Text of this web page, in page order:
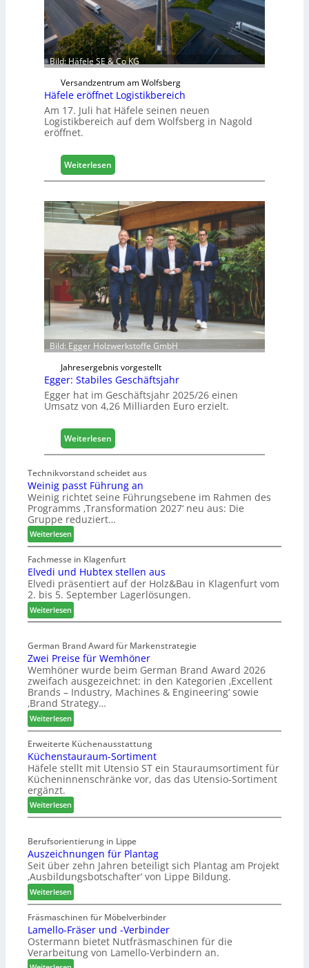
u
d
i
g
i
t
a
i
r
s
i
c
h
Bild: Häfele SE & Co KG
Versandzentrum am Wolfsberg
Häfele eröffnet Logistikbereich
Am 17. Juli hat Häfele seinen neuen
Logistikbereich auf dem Wolfsberg in Nagold
eröffnet.
Weiterlesen
H
f
e
l
e
e
r
ö
f
n
e
t
o
g
i
s
t
k
e
r
e
h
Bild: Egger Holzwerkstoffe GmbH
Jahresergebnis vorgestellt
Egger: Stabiles Geschäftsjahr
Egger hat im Geschäftsjahr 2025/26 einen
Umsatz von 4,26 Milliarden Euro erzielt.
Weiterlesen
E
g
e
r
a
b
l
s
e
s
c
h
j
a
h
Technikvorstand scheidet aus
Weinig passt Führung an
Weinig richtet seine Führungsebene im Rahmen des
Programms ‚Transformation 2027‘ neu aus: Die
Gruppe reduziert…
Weiterlesen:
W
e
i
n
i
p
s
s
t
F
ü
h
r
u
n
g
a
n
Fachmesse in Klagenfurt
Elvedi und Hubtex stellen aus
Elvedi präsentiert auf der Holz&Bau in Klagenfurt vom
2. bis 5. September Lagerlösungen.
Weiterlesen:
E
v
e
d
i
u
n
d
H
u
b
t
e
x
s
t
l
e
n
a
u
s
German Brand Award für Markenstrategie
Zwei Preise für Wemhöner
Wemhöner wurde beim German Brand Award 2026
zweifach ausgezeichnet: in den Kategorien ‚Excellent
Brands – Industry, Machines & Engineering‘ sowie
‚Brand Strategy…
Weiterlesen:
Z
w
e
i
P
e
i
e
f
ü
r
W
e
m
h
ö
n
Erweiterte Küchenausstattung
Küchenstauraum-Sortiment
Häfele stellt mit Utensio ST ein Stauraumsortiment für
Kücheninnenschränke vor, das das Utensio-Sortiment
ergänzt.
Weiterlesen:
K
c
h
e
n
s
t
a
u
r
a
u
Berufsorientierung in Lippe
Auszeichnungen für Plantag
Seit über zehn Jahren beteiligt sich Plantag am Projekt
‚Ausbildungsbotschafter‘ von Lippe Bildung.
Weiterlesen:
A
u
s
z
e
Fräsmaschinen für Möbelverbinder
Lamello-Fräser und -Verbinder
Ostermann bietet Nutfräsmaschinen für die
Verarbeitung von Lamello-Verbindern an.